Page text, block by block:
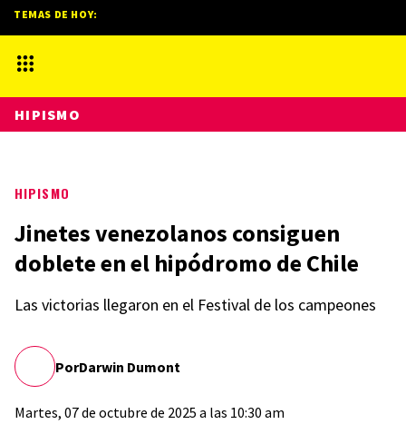
HIPISMO
Jinetes venezolanos consiguen
doblete en el hipódromo de Chile
Las victorias llegaron en el Festival de los campeones
PorDarwin Dumont
Martes, 07 de octubre de 2025 a las 10:30 am
TEMAS DE HOY:
HIPISMO